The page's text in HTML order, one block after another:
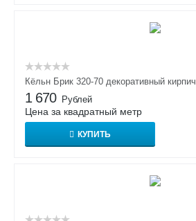
Кёльн Брик 320-70 декоративный кирпич
1 670 Рублей
Цена за квадратный метр
КУПИТЬ